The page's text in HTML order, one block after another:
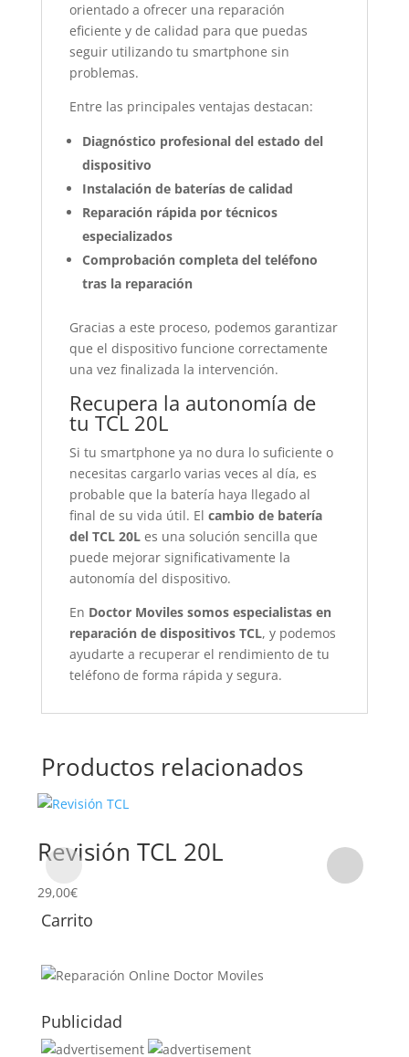
orientado a ofrecer una reparación
eficiente y de calidad para que puedas
seguir utilizando tu smartphone sin
problemas.
Entre las principales ventajas destacan:
Diagnóstico profesional del estado del
dispositivo
Instalación de baterías de calidad
Reparación rápida por técnicos
especializados
Comprobación completa del teléfono
tras la reparación
Gracias a este proceso, podemos garantizar
que el dispositivo funcione correctamente
una vez finalizada la intervención.
Recupera la autonomía de
tu TCL 20L
Si tu smartphone ya no dura lo suficiente o
necesitas cargarlo varias veces al día, es
probable que la batería haya llegado al
final de su vida útil. El cambio de batería
del TCL 20Les una solución sencilla que
puede mejorar significativamente la
autonomía del dispositivo.
En Doctor Moviles somos especialistas en
reparación de dispositivos TCL, y podemos
ayudarte a recuperar el rendimiento de tu
teléfono de forma rápida y segura.
Productos relacionados
Revisión TCL 20L
29,00€
Carrito
Publicidad